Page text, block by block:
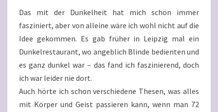
Das mit der Dunkelheit hat mich schon immer
fasziniert, aber von alleine wäre ich wohl nicht auf die
Idee gekommen. Es gab früher in Leipzig mal ein
Dunkelrestaurant, wo angeblich Blinde bedienten und
es ganz dunkel war – das fand ich faszinierend, doch
ich war leider nie dort.
Auch hörte ich schon verschiedene Thesen, was alles
mit Körper und Geist passieren kann, wenn man 72